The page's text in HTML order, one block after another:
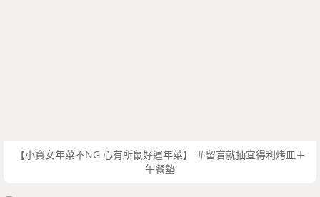
【小資女年菜不NG 心有所鼠好運年菜】 ＃留言就抽宜得利烤皿＋
午餐墊